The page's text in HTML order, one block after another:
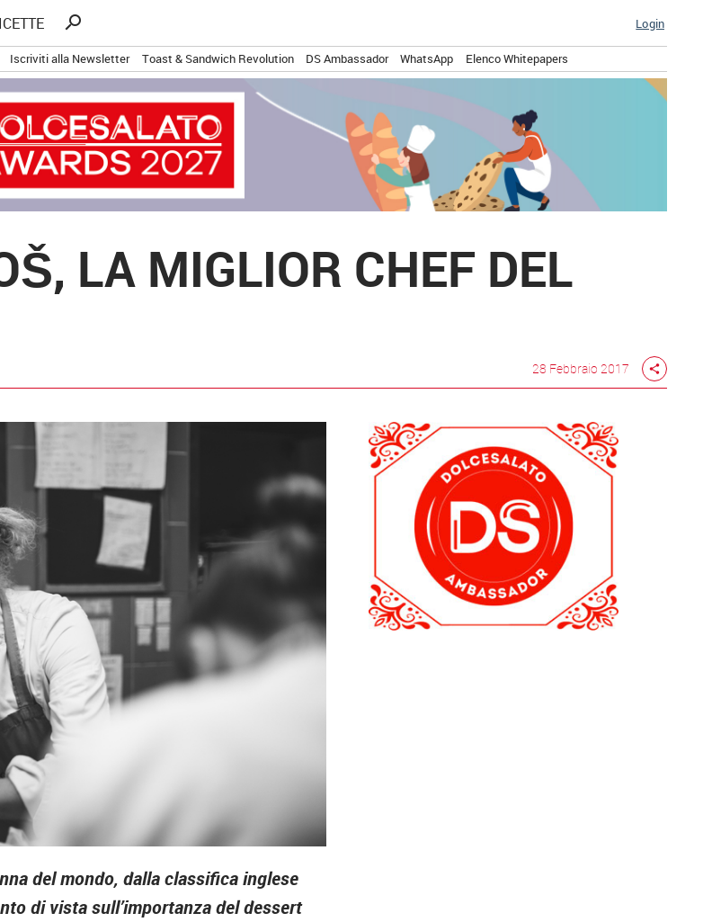
Ricerca
search Login
Iscriviti alla Newsletter Toast & Sandwich Revolution DS Ambassador WhatsApp Elenco Whitepapers
LA MIGLIOR CHEF DEL
28 Febbraio 2017 share
del mondo, dalla classifica inglese
di vista sull’importanza del dessert